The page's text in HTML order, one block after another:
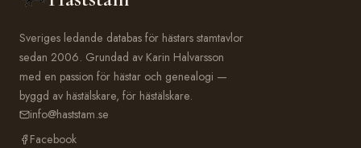
Sveriges ledande databas för hästars stamtavlor
sedan 2006. Grundad av Karin Halvarsson
med en passion för hästar och genealogi —
byggd av hästälskare, för hästälskare.
info@haststam.se
Facebook